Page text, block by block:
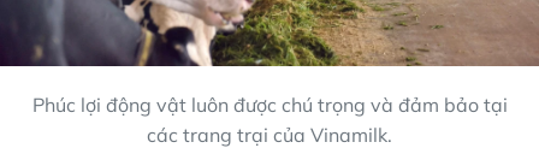
Phúc lợi động vật luôn được chú trọng và đảm bảo tại
các trang trại của Vinamilk.